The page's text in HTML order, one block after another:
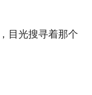
目光搜寻着那个